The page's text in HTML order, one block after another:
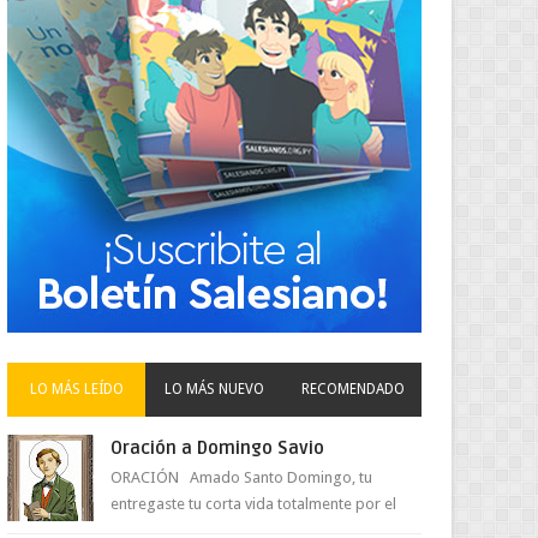
LO MÁS LEÍDO LO MÁS NUEVO RECOMENDADO
Oración a Domingo Savio
ORACIÓN Amado Santo Domingo, tu
entregaste tu corta vida totalmente por el